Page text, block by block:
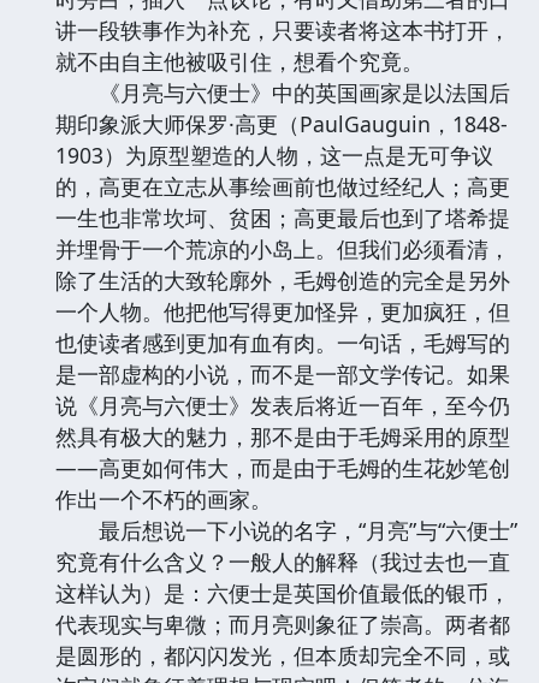
讲一段轶事作为补充，只要读者将这本书打开，
就不由自主他被吸引住，想看个究竟。
《月亮与六便士》中的英国画家是以法国后
期印象派大师保罗·高更（PaulGauguin，1848-
1903）为原型塑造的人物，这一点是无可争议
的，高更在立志从事绘画前也做过经纪人；高更
一生也非常坎坷、贫困；高更最后也到了塔希提
并埋骨于一个荒凉的小岛上。但我们必须看清，
除了生活的大致轮廓外，毛姆创造的完全是另外
一个人物。他把他写得更加怪异，更加疯狂，但
也使读者感到更加有血有肉。一句话，毛姆写的
是一部虚构的小说，而不是一部文学传记。如果
说《月亮与六便士》发表后将近一百年，至今仍
然具有极大的魅力，那不是由于毛姆采用的原型
——高更如何伟大，而是由于毛姆的生花妙笔创
作出一个不朽的画家。
最后想说一下小说的名字，“月亮”与“六便士”
究竟有什么含义？一般人的解释（我过去也一直
这样认为）是：六便士是英国价值最低的银币，
代表现实与卑微；而月亮则象征了崇高。两者都
是圆形的，都闪闪发光，但本质却完全不同，或